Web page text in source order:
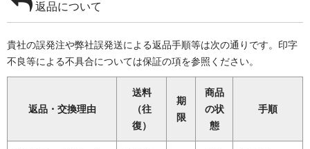
返品について
貴社の誤発注や弊社誤発送による返品手順等は次の通りです。印字
不良等による不具合については保証の項を参照ください。
返品・交換理由
送料
（往
復）
期
限
商品
の状
態
手順